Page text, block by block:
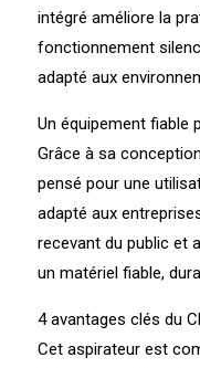
intégré améliore la
fonctionnement
adapté aux
Un équipement fiable
Grâce à sa
pensé pour une
adapté aux
recevant du public et
un matériel fiable,
4 avantages clés du
Cet aspirateur est